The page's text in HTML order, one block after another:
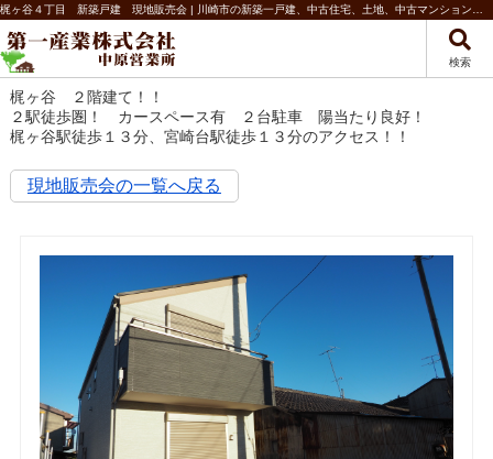
検索
梶ヶ谷 ２階建て！！
２駅徒歩圏！ カースペース有 ２台駐車 陽当たり良好！
梶ヶ谷駅徒歩１３分、宮崎台駅徒歩１３分のアクセス！！
現地販売会の一覧へ戻る